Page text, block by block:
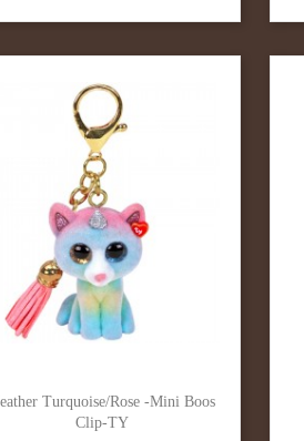
Turquoise/Rose -Mini Boos
Clip-TY